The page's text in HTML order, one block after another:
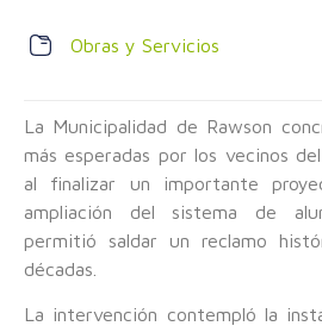
Obras y Servicios
La Municipalidad de Rawson
más esperadas por los vecinos
al finalizar un importante
ampliación del sistema de
permitió saldar un reclamo
décadas.
La intervención contempló la